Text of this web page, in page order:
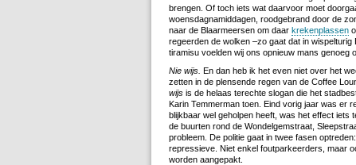
brengen. Of toch iets wat daarvoor moet
woensdagnamiddagen, roodgebrand door de
naar de Blaarmeersen om daar krekenplassen
regeerden de wolken –zo gaat dat in
tiramisu voelden wij ons opnieuw mans genoeg
Nie wijs. En dan heb ik het even niet over het
zetten in de plensende regen van de Coffee
wijs is de helaas terechte slogan die het
Karin Temmerman toen. Eind vorig jaar was er
blijkbaar wel geholpen heeft, was het effect
de buurten rond de Wondelgemstraat,
probleem. De politie gaat in twee fasen
repressieve. Niet enkel foutparkeerders, maar
worden aangepakt.